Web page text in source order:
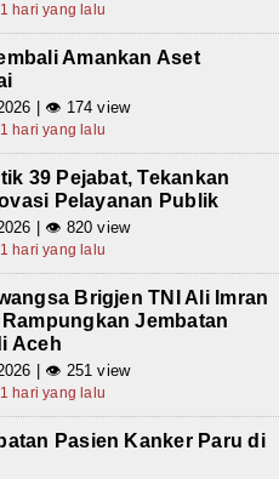
hari yang lalu
Amankan Aset
| 👁 174 view
hari yang lalu
39 Pejabat, Tekankan
Pelayanan Publik
| 👁 820 view
hari yang lalu
Brigjen TNI Ali Imran
Jembatan
Aceh
| 👁 251 view
hari yang lalu
Pasien Kanker Paru di